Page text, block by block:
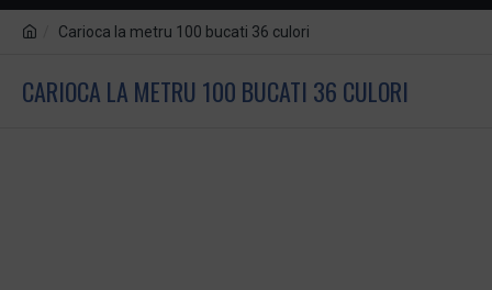
Carioca la metru 100 bucati 36 culori
CARIOCA LA METRU 100 BUCATI 36 CULORI